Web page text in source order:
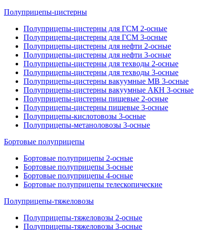
Полуприцепы-цистерны
Полуприцепы-цистерны для ГСМ 2-осные
Полуприцепы-цистерны для ГСМ 3-осные
Полуприцепы-цистерны для нефти 2-осные
Полуприцепы-цистерны для нефти 3-осные
Полуприцепы-цистерны для техводы 2-осные
Полуприцепы-цистерны для техводы 3-осные
Полуприцепы-цистерны вакуумные МВ 3-осные
Полуприцепы-цистерны вакуумные АКН 3-осные
Полуприцепы-цистерны пищевые 2-осные
Полуприцепы-цистерны пищевые 3-осные
Полуприцепы-кислотовозы 3-осные
Полуприцепы-метаноловозы 3-осные
Бортовые полуприцепы
Бортовые полуприцепы 2-осные
Бортовые полуприцепы 3-осные
Бортовые полуприцепы 4-осные
Бортовые полуприцепы телескопические
Полуприцепы-тяжеловозы
Полуприцепы-тяжеловозы 2-осные
Полуприцепы-тяжеловозы 3-осные